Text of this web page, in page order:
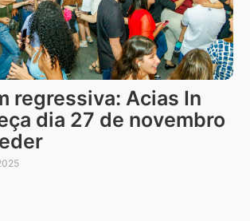
regressiva: Acias In
dia 27 de novembro